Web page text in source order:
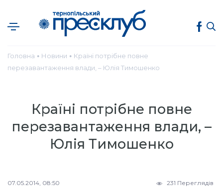
Головна ● Новини ● Країні потрібне повне
перезавантаження влади, – Юлія Тимошенко
Країні потрібне повне
перезавантаження влади, –
Юлія Тимошенко
07.05.2014, 08:50 231 Переглядів